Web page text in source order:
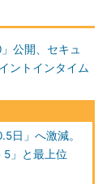
公開、セキュ
ントインタイム
日」へ激減。
5」と最上位